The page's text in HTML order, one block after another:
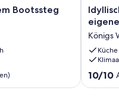
Bootssteg
Lage
direkt
am
See
(1,5
m)
mit
Königs
Küche
10.0
10/10